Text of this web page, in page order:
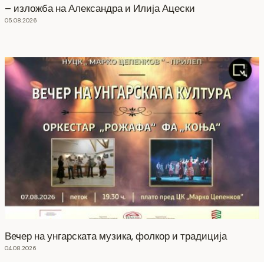
– изложба на Александра и Илија Ацески
05.08.2026
Вечер на унгарската музика, фолкор и традиција
04.08.2026